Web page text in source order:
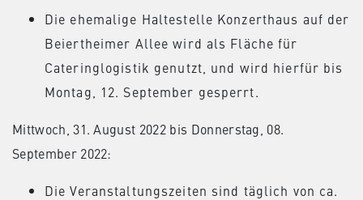
Die ehemalige Haltestelle Konzerthaus auf der
Beiertheimer Allee wird als Fläche für
Cateringlogistik genutzt, und wird hierfür bis
Montag, 12. September gesperrt.
Mittwoch, 31. August 2022 bis Donnerstag, 08.
September 2022:
Die Veranstaltungszeiten sind täglich von ca.